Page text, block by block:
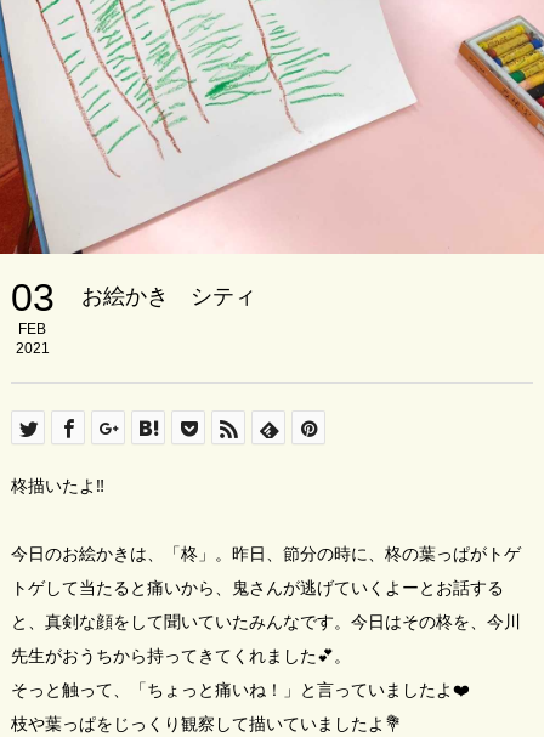
03
FEB
2021
お絵かき シティ
柊描いたよ‼️
今日のお絵かきは、「柊」。昨日、節分の時に、柊の葉っぱがトゲ
トゲして当たると痛いから、鬼さんが逃げていくよーとお話する
と、真剣な顔をして聞いていたみんなです。今日はその柊を、今川
先生がおうちから持ってきてくれました💕。
そっと触って、「ちょっと痛いね！」と言っていましたよ❤️
枝や葉っぱをじっくり観察して描いていましたよ💐